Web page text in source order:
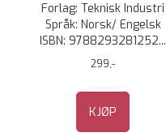
Forlag: Teknisk Industri
Språk: Norsk/ Engelsk ​
ISBN: 9788293281252...
299,-
KJØP